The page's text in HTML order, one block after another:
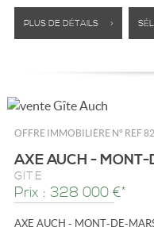
PLUS DE DÉTAILS >
OFFRE IMMOBILIÈRE N° REF
AXE AUCH -
GÎTE
Prix : 328 000 €*
AXE AUCH - MONT-DE-